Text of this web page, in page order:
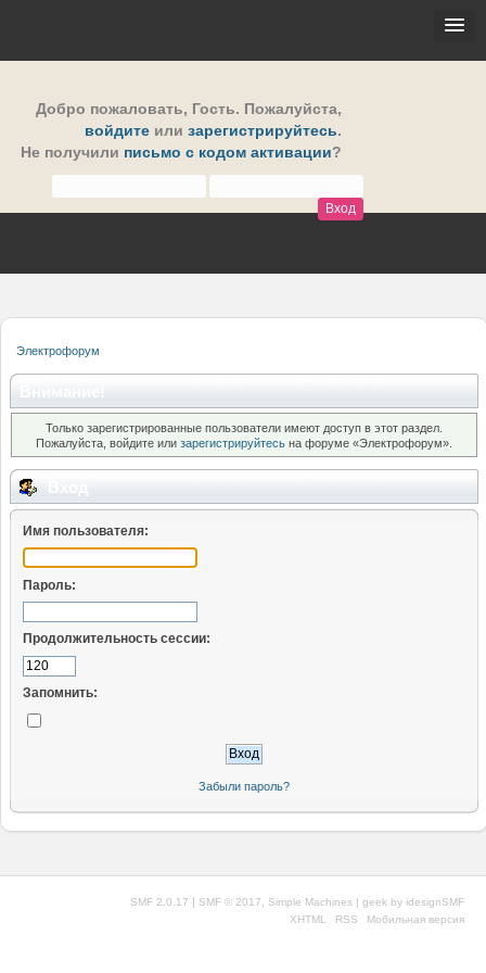
Добро пожаловать, Гость. Пожалуйста,
войдите или зарегистрируйтесь.
Не получили письмо с кодом активации?
Электрофорум
Только зарегистрированные пользователи имеют доступ в этот раздел.
Пожалуйста, войдите или зарегистрируйтесь на форуме «Электрофорум».
Имя пользователя:
Пароль:
Продолжительность сессии:
Запомнить:
Забыли пароль?
SMF 2.0.17 SMF © 2017, Simple Machines | geek by idesignSMF
XHTML
RSS Мобильная версия